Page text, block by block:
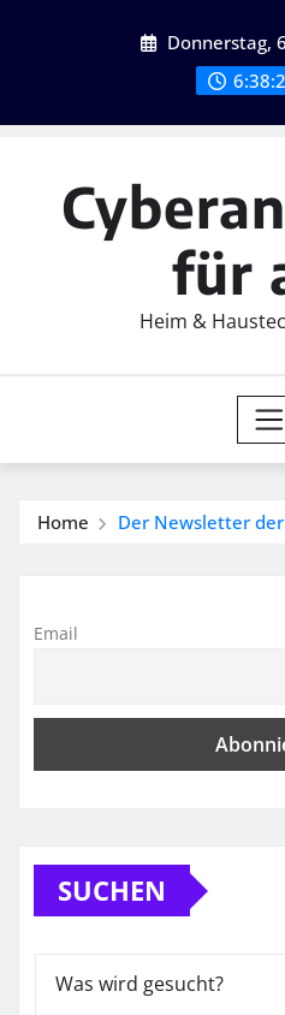
Donnerstag,
für
Heim &
Home Der Newsletter
Email
SUCHEN